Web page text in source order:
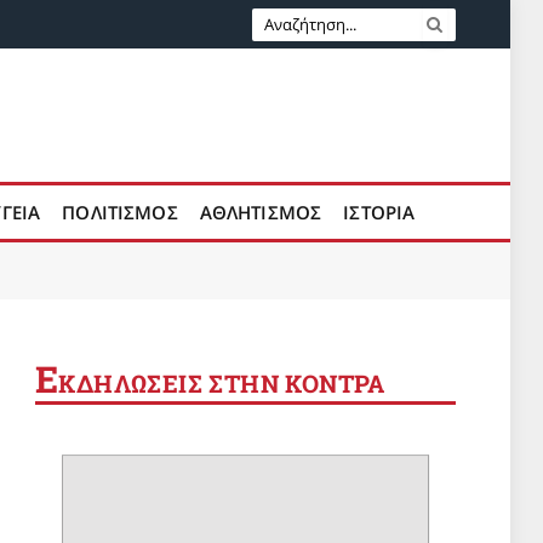
ΠΟΛΙΤΙΣΜΟΣ ΑΘΛΗΤΙΣΜΟΣ ΙΣΤΟΡΙΑ
ΕΚΔΗΛΩΣΕΙΣ ΣΤΗΝ ΚΟΝΤΡΑ